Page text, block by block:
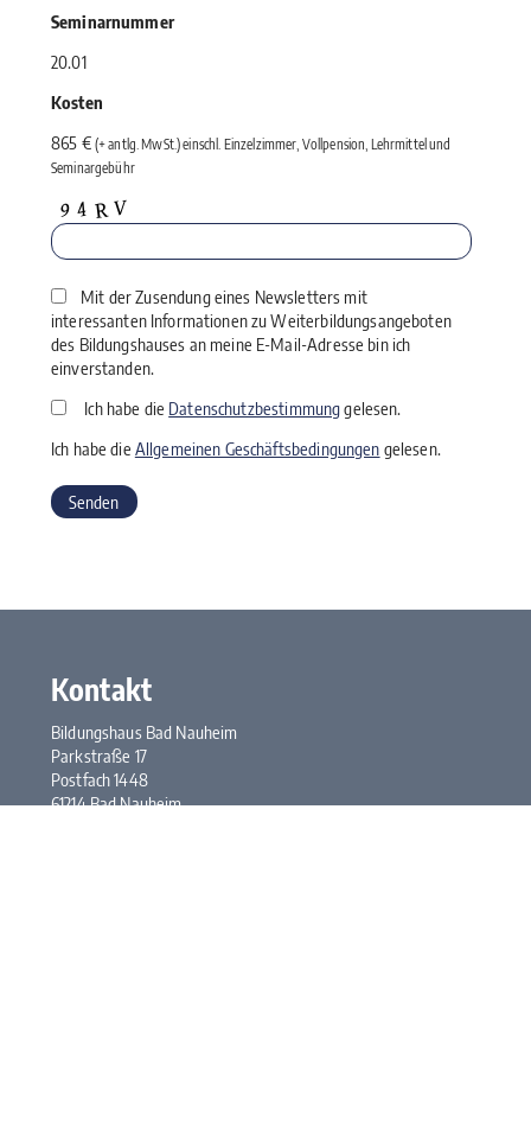
Seminarnummer
20.01
Kosten
865 € (+ antlg. MwSt.) einschl. Einzelzimmer, Vollpension, Lehrmittel und
Seminargebühr
Mit der Zusendung eines Newsletters mit
interessanten Informationen zu Weiterbildungsangeboten
des Bildungshauses an meine E-Mail-Adresse bin ich
einverstanden.
Ich habe die Datenschutzbestimmunggelesen.
Ich habe die Allgemeinen Geschäftsbedingungen gelesen.
Kontakt
Bildungshaus Bad Nauheim
Parkstraße 17
Postfach 1448
61214 Bad Nauheim